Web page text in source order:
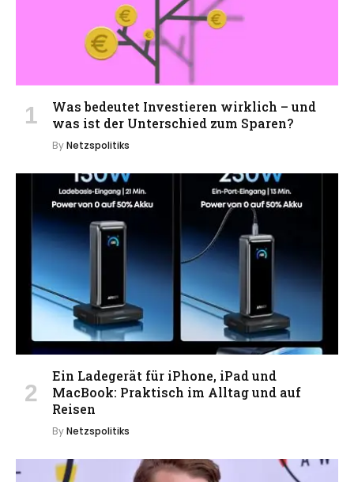
Was bedeutet Investieren wirklich – und
was ist der Unterschied zum Sparen?
ByNetzspolitiks
Ein Ladegerät für iPhone, iPad und
MacBook: Praktisch im Alltag und auf
Reisen
ByNetzspolitiks